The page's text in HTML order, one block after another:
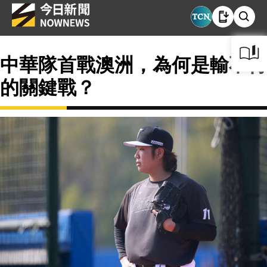
中華隊首戰澳洲，為何是輸不得
的關鍵戰？